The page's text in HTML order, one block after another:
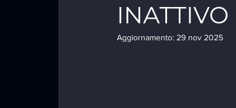
INATTIVO
Aggiornamento: 29 nov 2025